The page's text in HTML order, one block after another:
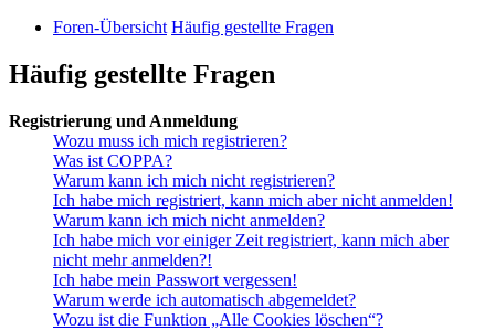
Foren-Übersicht Häufig gestellte Fragen
Häufig gestellte Fragen
Registrierung und Anmeldung
Wozu muss ich mich registrieren?
Was ist COPPA?
Warum kann ich mich nicht registrieren?
Ich habe mich registriert, kann mich aber nicht anmelden!
Warum kann ich mich nicht anmelden?
Ich habe mich vor einiger Zeit registriert, kann mich aber
nicht mehr anmelden?!
Ich habe mein Passwort vergessen!
Warum werde ich automatisch abgemeldet?
Wozu ist die Funktion „Alle Cookies löschen“?